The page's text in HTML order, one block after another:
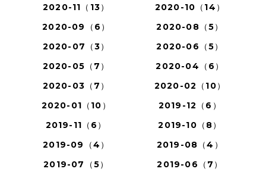
2020-11（13）
2020-10（14）
2020-09（6）
2020-08（5）
2020-07（3）
2020-06（5）
2020-05（7）
2020-04（6）
2020-03（7）
2020-02（10）
2020-01（10）
2019-12（6）
2019-11（6）
2019-10（8）
2019-09（4）
2019-08（4）
2019-07（5）
2019-06（7）